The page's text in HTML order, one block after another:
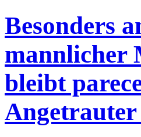
Besonders
mannlicher
bleibt